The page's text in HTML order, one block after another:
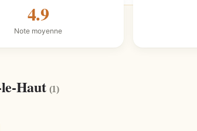
4.9
Note moyenne
Haut (1)